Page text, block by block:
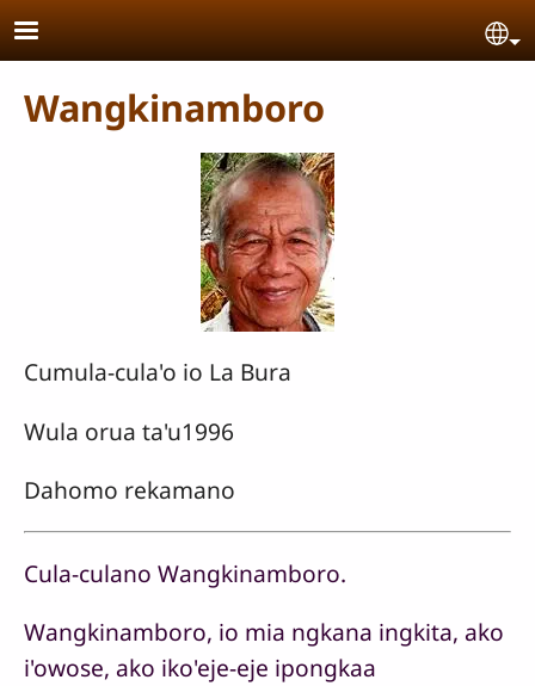
Skip to main content
Wangkinamboro
Cumula-cula'o io La Bura
Wula orua ta'u1996
Dahomo rekamano
Cula-culano Wangkinamboro.
Wangkinamboro, io mia ngkana ingkita, ako
i'owose, ako iko'eje-eje ipongkaa